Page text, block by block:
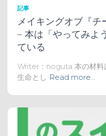
記事
メイキングオブ『チ
– 本は「やってみよ
ている
Writer：noguta 本の材料
生命とし Read more…